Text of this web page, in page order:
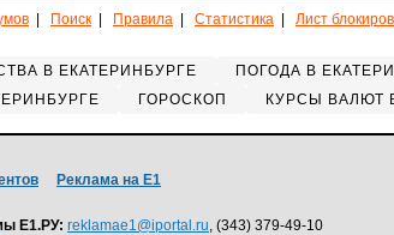
Поиск Правила Статистика Лист
В ЕКАТЕРИНБУРГЕ ПОГОДА В
ГОРОСКОП КУРСЫ ВАЛЮТ
Реклама на Е1
Е1.РУ: reklamae1@iportal.ru, (343) 379-49-10